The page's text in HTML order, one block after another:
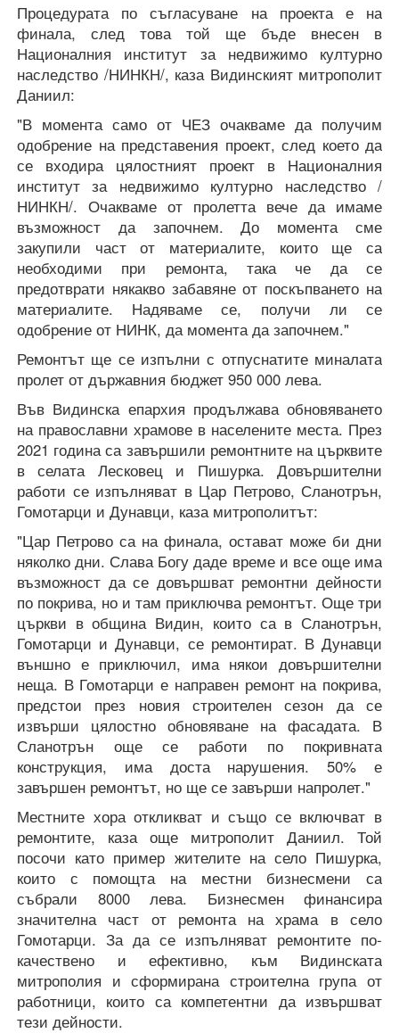
Процедурата по съгласуване на проекта е на
финала, след това той ще бъде внесен в
Националния институт за недвижимо културно
наследство /НИНКН/, каза Видинският митрополит
Даниил:
"В момента само от ЧЕЗ очакваме да получим
одобрение на представения проект, след което да
се входира цялостният проект в Националния
институт за недвижимо културно наследство /
НИНКН/. Очакваме от пролетта вече да имаме
възможност да започнем. До момента сме
закупили част от материалите, които ще са
необходими при ремонта, така че да се
предотврати някакво забавяне от поскъпването на
материалите. Надяваме се, получи ли се
одобрение от НИНК, да момента да започнем."
Ремонтът ще се изпълни с отпуснатите миналата
пролет от държавния бюджет 950 000 лева.
Във Видинска епархия продължава обновяването
на православни храмове в населените места. През
2021 година са завършили ремонтните на църквите
в селата Лесковец и Пишурка. Довършителни
работи се изпълняват в Цар Петрово, Сланотрън,
Гомотарци и Дунавци, каза митрополитът:
"Цар Петрово са на финала, остават може би дни
няколко дни. Слава Богу даде време и все още има
възможност да се довършват ремонтни дейности
по покрива, но и там приключва ремонтът. Още три
църкви в община Видин, които са в Сланотрън,
Гомотарци и Дунавци, се ремонтират. В Дунавци
външно е приключил, има някои довършителни
неща. В Гомотарци е направен ремонт на покрива,
предстои през новия строителен сезон да се
извърши цялостно обновяване на фасадата. В
Сланотрън още се работи по покривната
конструкция, има доста нарушения. 50% е
завършен ремонтът, но ще се завърши напролет."
Местните хора откликват и също се включват в
ремонтите, каза още митрополит Даниил. Той
посочи като пример жителите на село Пишурка,
които с помощта на местни бизнесмени са
събрали 8000 лева. Бизнесмен финансира
значителна част от ремонта на храма в село
Гомотарци. За да се изпълняват ремонтите по-
качествено и ефективно, към Видинската
митрополия и сформирана строителна група от
работници, които са компетентни да извършват
тези дейности.